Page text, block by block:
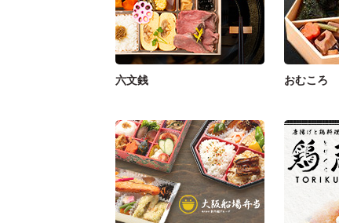
六文銭 おむころ